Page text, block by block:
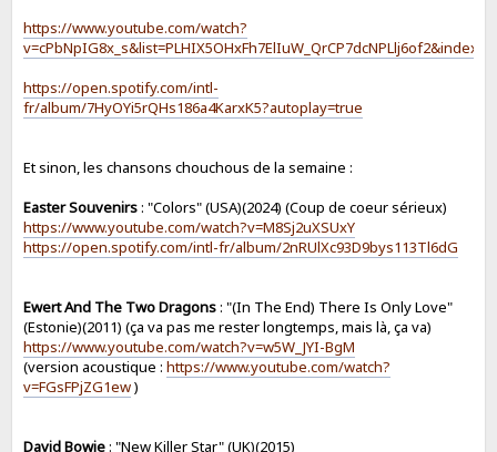
https://www.youtube.com/watch?
v=cPbNpIG8x_s&list=PLHIX5OHxFh7ElIuW_QrCP7dcNPLlj6of2&index=1
https://open.spotify.com/intl-
fr/album/7HyOYi5rQHs186a4KarxK5?autoplay=true
Et sinon, les chansons chouchous de la semaine :
Easter Souvenirs: "Colors" (USA)(2024) (Coup de coeur sérieux)
https://www.youtube.com/watch?v=M8Sj2uXSUxY
https://open.spotify.com/intl-fr/album/2nRUlXc93D9bys113Tl6dG
Ewert And The Two Dragons: "(In The End) There Is Only Love"
(Estonie)(2011) (ça va pas me rester longtemps, mais là, ça va)
https://www.youtube.com/watch?v=w5W_JYI-BgM
(version acoustique :https://www.youtube.com/watch?
v=FGsFPjZG1ew)
David Bowie: "New Killer Star" (UK)(2015)